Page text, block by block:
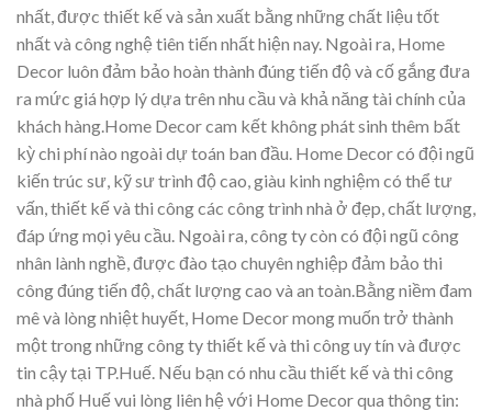
nhất, được thiết kế và sản xuất bằng những chất liệu tốt
nhất và công nghệ tiên tiến nhất hiện nay. Ngoài ra, Home
Decor luôn đảm bảo hoàn thành đúng tiến độ và cố gắng đưa
ra mức giá hợp lý dựa trên nhu cầu và khả năng tài chính của
khách hàng.Home Decor cam kết không phát sinh thêm bất
kỳ chi phí nào ngoài dự toán ban đầu. Home Decor có đội ngũ
kiến trúc sư, kỹ sư trình độ cao, giàu kinh nghiệm có thể tư
vấn, thiết kế và thi công các công trình nhà ở đẹp, chất lượng,
đáp ứng mọi yêu cầu. Ngoài ra, công ty còn có đội ngũ công
nhân lành nghề, được đào tạo chuyên nghiệp đảm bảo thi
công đúng tiến độ, chất lượng cao và an toàn.Bằng niềm đam
mê và lòng nhiệt huyết, Home Decor mong muốn trở thành
một trong những công ty thiết kế và thi công uy tín và được
tin cậy tại TP.Huế. Nếu bạn có nhu cầu thiết kế và thi công
nhà phố Huế vui lòng liên hệ với Home Decor qua thông tin: